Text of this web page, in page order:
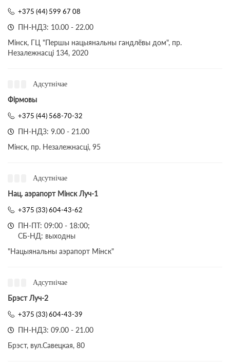
+375 (44) 599 67 08
ПН-НДЗ: 10.00 - 22.00
Мінск, ГЦ "Першы нацыянальны гандлёвы дом", пр.
Незалежнасці 134, 2020
Адсутнічае
Фірмовы
+375 (44) 568-70-32
ПН-НДЗ: 9.00 - 21.00
Мінск, пр. Незалежнасці, 95
Адсутнічае
Нац. аэрапорт Мінск Луч-1
+375 (33) 604-43-62
ПН-ПТ: 09:00 - 18:00;
СБ-НД: выходны
"Нацыянальны аэрапорт Мінск"
Адсутнічае
Брэст Луч-2
+375 (33) 604-43-39
ПН-НДЗ: 09.00 - 21.00
Брэст, вул.Савецкая, 80